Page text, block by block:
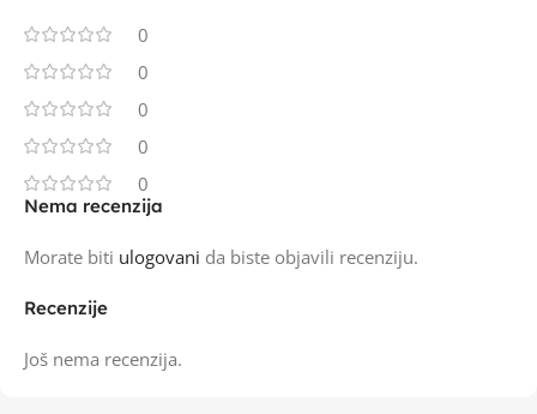
0
0
0
0
0
Recenzije
Još nema recenzija.
Nema recenzija
Morate biti ulogovani da biste objavili recenziju.